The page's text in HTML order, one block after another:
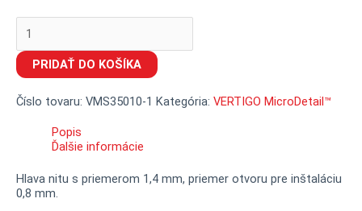
VERTIGO
MicroDetail™
Nit
s
polguľatou
hlavou,
priemer
PRIDAŤ DO KOŠÍKA
Číslo tovaru: VMS35010-1 Kategória: VERTIGO MicroDetail™
Popis
Ďalšie informácie
Hlava nitu s priemerom 1,4 mm, priemer otvoru pre inštaláciu
0,8 mm.